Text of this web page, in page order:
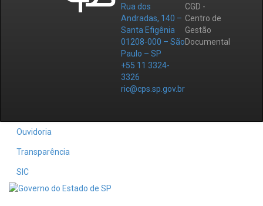
Rua dos
Andradas, 140 –
Santa Efigênia
01208-000 – São
Paulo – SP
+55 11 3324-
3326
ric@cps.sp.gov.br
CGD -
Centro de
Gestão
Documental
Ouvidoria
Transparência
SIC